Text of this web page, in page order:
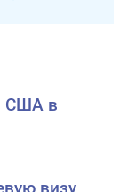
США в
визу